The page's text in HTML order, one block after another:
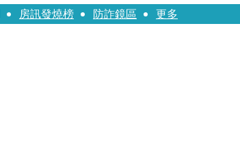
房訊發燒榜 防詐鏡區 更多